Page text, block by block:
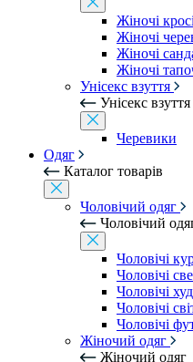
Жіночі
Жіночі
Жіночі
Жіночі
Унісекс взуття
Унісекс взуття
Черевики
Одяг
Каталог товарів
Чоловічий одяг
Чоловічий
Чоловічі
Чоловічі
Чоловічі
Чоловічі
Чоловічі
Жіночий одяг
Жіночий одяг